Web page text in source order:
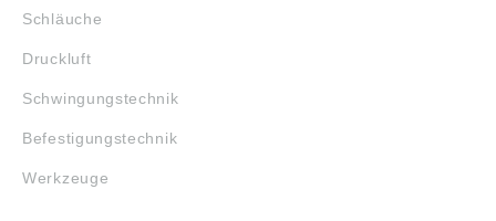
Schläuche
Druckluft
Schwingungstechnik
Befestigungstechnik
Werkzeuge